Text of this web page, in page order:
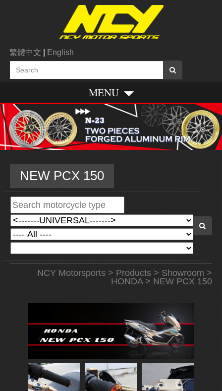
繁體中文 English
MENU
NEW PCX 150
NCY Motorsports> Products> Showroom >
HONDA> NEW PCX 150